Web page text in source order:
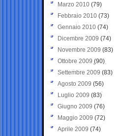
Marzo 2010 (79)
Febbraio 2010 (73)
Gennaio 2010 (74)
Dicembre 2009 (74)
Novembre 2009 (83)
Ottobre 2009 (90)
Settembre 2009 (83)
Agosto 2009 (56)
Luglio 2009 (83)
Giugno 2009 (76)
Maggio 2009 (72)
Aprile 2009 (74)